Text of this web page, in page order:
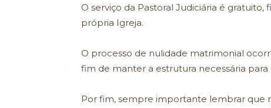
O serviço da Pastoral Judiciária é
própria Igreja.
O processo de nulidade matrimonial
fim de manter a estrutura necessária
Por fim, sempre importante lembrar que